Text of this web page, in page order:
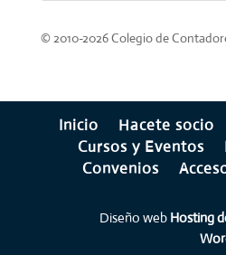
© 2010-2026 Colegio de
Inicio Hacete socio
Cursos y Eventos
Convenios
Diseño web Hosting